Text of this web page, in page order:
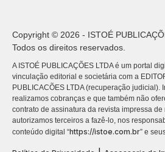
Copyright © 2026 - ISTOÉ
Todos os direitos reservados.
A ISTOÉ PUBLICAÇÕES LTDA é um portal
vinculação editorial e societária com a
PUBLICACÕES LTDA (recuperação judicial).
realizamos cobranças e que também não
contrato de assinatura da revista impressa de
autorizamos terceiros a fazê-lo, nos
conteúdo digital “https://istoe.com.br” e